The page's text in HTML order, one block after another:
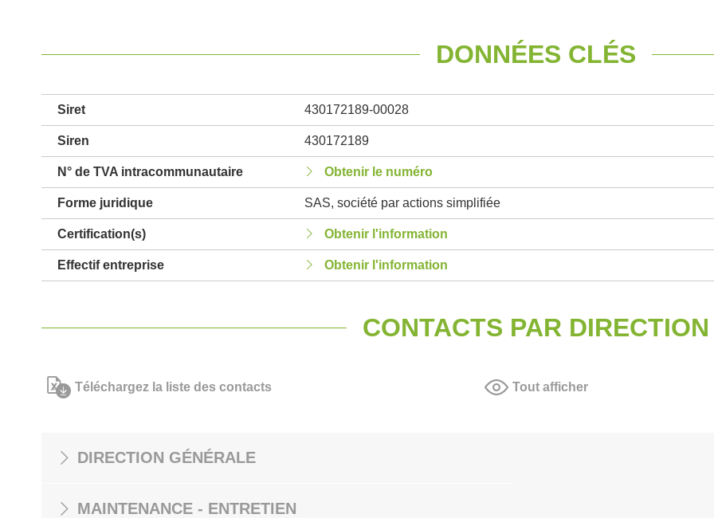
DONNÉES CLÉS
Siret 430172189-00028
Siren 430172189
N° de TVA intracommunautaire Obtenir le numéro
Forme juridique SAS, société par actions simplifiée
Certification(s) Obtenir l'information
Effectif entreprise Obtenir l'information
CONTACTS PAR DIRECTION
Téléchargez la liste des contacts Tout afficher
DIRECTION GÉNÉRALE
MAINTENANCE - ENTRETIEN